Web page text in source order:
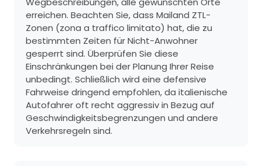
erreichen. Beachten Sie, dass Mailand ZTL-
Zonen (zona a traffico limitato) hat, die zu
bestimmten Zeiten für Nicht-Anwohner
gesperrt sind. Überprüfen Sie diese
Einschränkungen bei der Planung Ihrer Reise
unbedingt. Schließlich wird eine defensive
Fahrweise dringend empfohlen, da italienische
Autofahrer oft recht aggressiv in Bezug auf
Geschwindigkeitsbegrenzungen und andere
Verkehrsregeln sind.